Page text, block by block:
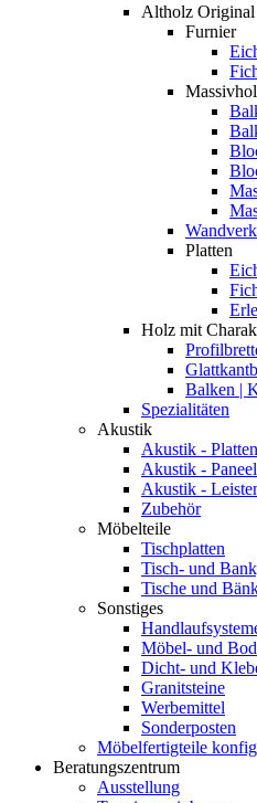
Altholz Original
Furnier
Platten
Erle
Holz mit
Balken |
Spezialitäten
Akustik
Akustik - Platten
Akustik -
Akustik -
Zubehör
Möbelteile
Tischplatten
Tisch- und
Tische und
Sonstiges
Möbel- und
Dicht- und
Granitsteine
Werbemittel
Sonderposten
Möbelfertigteile
Beratungszentrum
Ausstellung